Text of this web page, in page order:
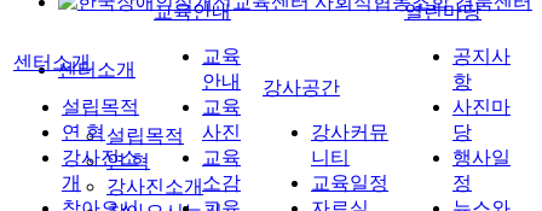
센터소개
설립목적
연 혁
강사진소개
센터소개
설립목적
연 혁
강사진소
개
교육안내
교육
안내
교육
사진
교육
소감
강사공간
강사커뮤
니티
교육일정
열린마당
공지사
항
사진마
당
행사일
정